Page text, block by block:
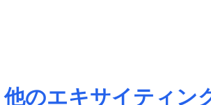
他のエキサイティン